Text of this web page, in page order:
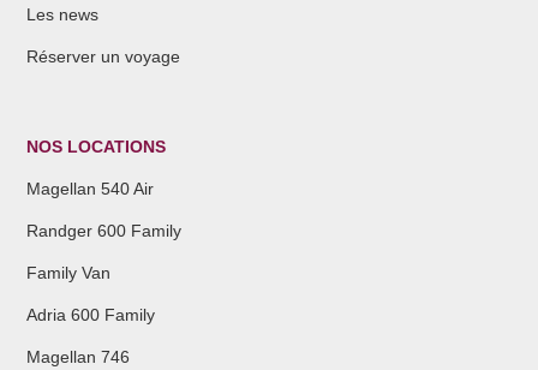
Les news
Réserver un voyage
NOS LOCATIONS
Magellan 540 Air
Randger 600 Family
Family Van
Adria 600 Family
Magellan 746